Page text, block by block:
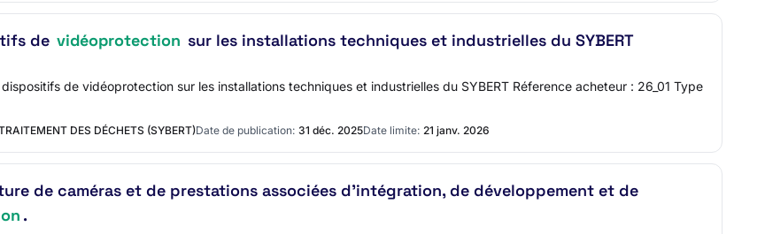
de vidéoprotection sur les installations techniques et industrielles du SYBERT
de vidéoprotection sur les installations techniques et industrielles du SYBERT Réference acheteur : 26_01 Type
DES DÉCHETS (SYBERT)Date de publication: 31 déc. 2025Date limite: 21 janv. 2026
de caméras et de prestations associées d'intégration, de développement et de
.